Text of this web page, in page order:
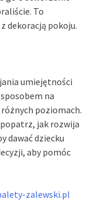
To
dekoracją pokoju.
umiejętności
na
poziomach.
jak rozwija
dawać dziecku
aby pomóc
zalewski.pl